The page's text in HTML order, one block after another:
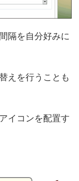
隔を自分好みに
えを行うことも
イコンを配置す